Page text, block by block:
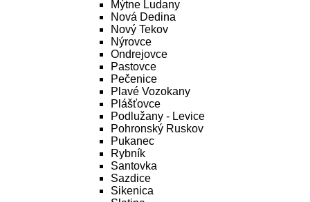
Mýtne Ludany
Nová Dedina
Nový Tekov
Nýrovce
Ondrejovce
Pastovce
Pečenice
Plavé Vozokany
Plášťovce
Podlužany - Levice
Pohronský Ruskov
Pukanec
Rybník
Santovka
Sazdice
Sikenica